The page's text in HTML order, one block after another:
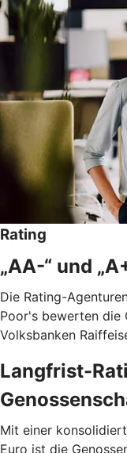
Rating
„AA-“ und
Die Rating-
Poor's bewerten die
Volksbanken
Langfrist-
Mit einer
Euro ist die